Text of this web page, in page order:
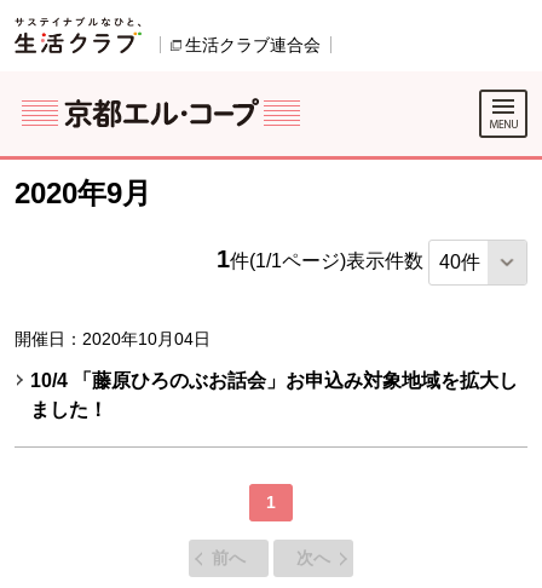
ページの先頭です。
別のウィンドウで開きます。
生活クラブ連合会
ここからサイト内共通メニューです。
サイト内共通メニューをスキップする
サイト内共通メニューここまで。
2020年9月
1件(1/1ページ)表示件数
開催日：2020年10月04日
10/4 「藤原ひろのぶお話会」お申込み対象地域を拡大し
ました！
1
前へ 次へ